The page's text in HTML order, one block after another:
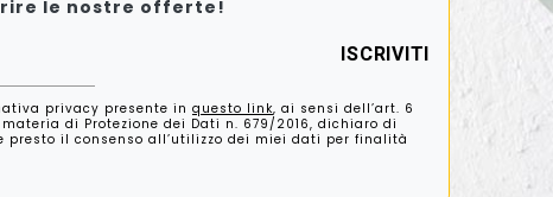
le nostre offerte!
privacy presente in questo link, ai sensi dell’art. 6
di Protezione dei Dati n. 679/2016, dichiaro di
presto il consenso all’utilizzo dei miei dati per finalità